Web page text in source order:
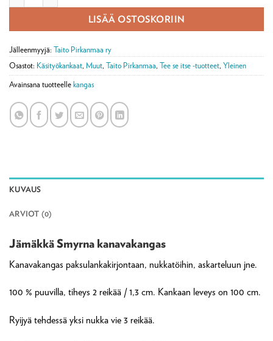
LISÄÄ OSTOSKORIIN
Jälleenmyyjä: Taito Pirkanmaa ry
Osastot: Käsityökankaat, Muut, Taito Pirkanmaa, Tee se itse -tuotteet, Yleinen
Avainsana tuotteelle kangas
KUVAUS
ARVIOT (0)
Jämäkkä Smyrna kanavakangas
Kanavakangas paksulankakirjontaan, nukkatöihin, askarteluun jne.
100 % puuvilla, tiheys 2 reikää / 1,3 cm. Kankaan leveys on 100 cm.
Ryijyä tehdessä yksi nukka vie 3 reikää.